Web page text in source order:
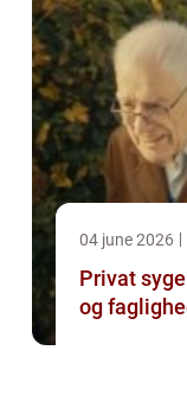
04 june 2026
Privat
og